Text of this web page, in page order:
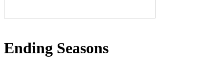
Ending Seasons